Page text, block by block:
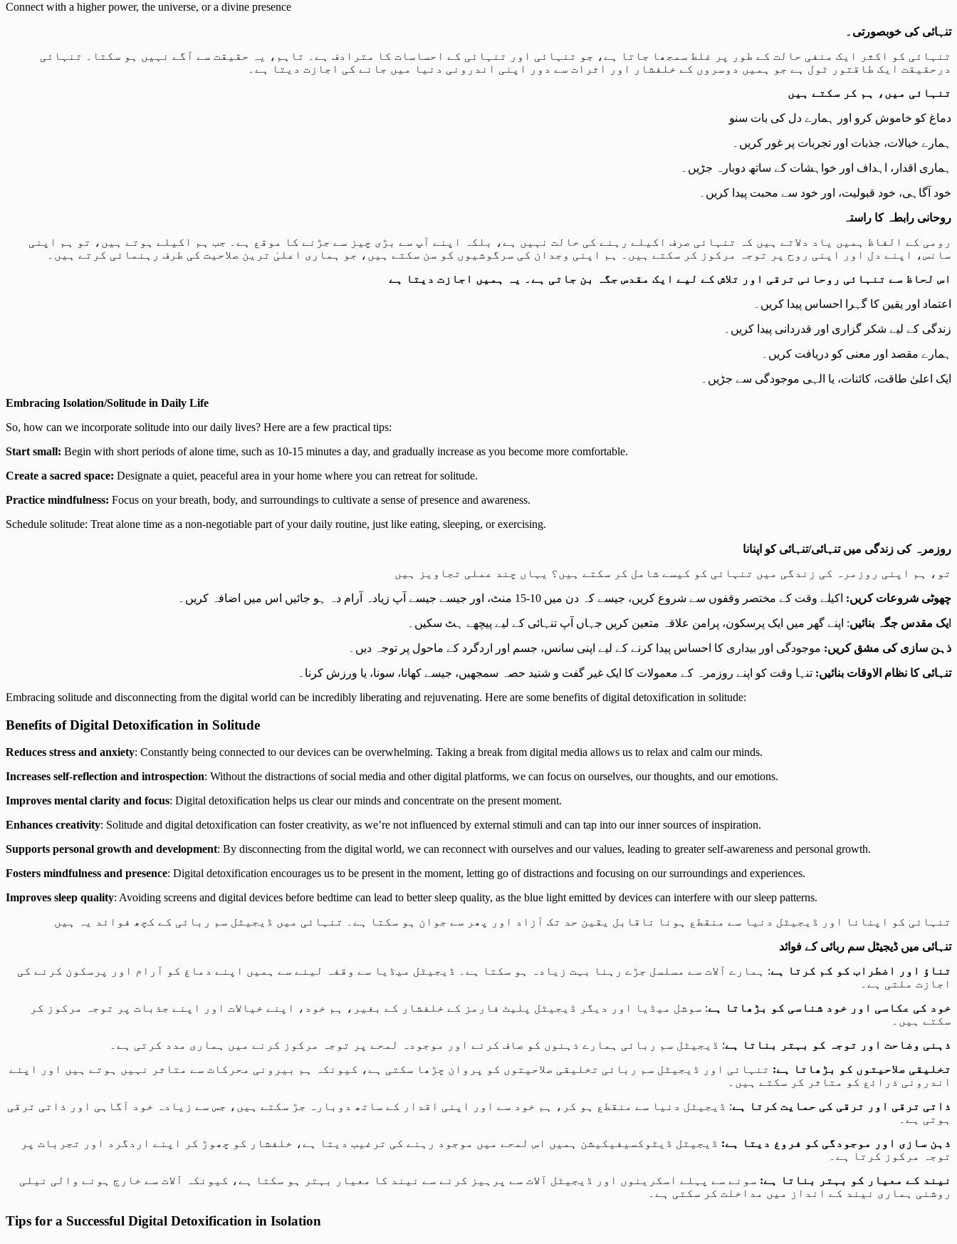
Connect with a higher power, the universe, or a divine presence
تنہائی کی خوبصورتی ۔
تنہائی کو اکثر ایک منفی حالت کے طور پر غلط سمجھا جاتا ہے، جو تنہائی اور تنہائی کے احساسات کا مترادف ہے۔ تاہم، یہ حقیقت سے آگے نہیں ہو سکتا۔ تنہائی
درحقیقت ایک طاقتور ٹول ہے جو ہمیں دوسروں کے خلفشار اور اثرات سے دور اپنی اندرونی دنیا میں جانے کی اجازت دیتا ہے۔
تنہائی میں، ہم کر سکتے ہیں
دماغ کو خاموش کرو اور ہمارے دل کی بات سنو
ہمارے خیالات، جذبات اور تجربات پر غور کریں۔
ہماری اقدار، اہداف اور خواہشات کے ساتھ دوبارہ جڑیں۔
خود آگاہی، خود قبولیت، اور خود سے محبت پیدا کریں۔
روحانی رابطہ کا راستہ
رومی کے الفاظ ہمیں یاد دلاتے ہیں کہ تنہائی صرف اکیلے رہنے کی حالت نہیں ہے، بلکہ اپنے آپ سے بڑی چیز سے جڑنے کا موقع ہے۔ جب ہم اکیلے ہوتے ہیں، تو ہم اپنی
سانس، اپنے دل اور اپنی روح پر توجہ مرکوز کر سکتے ہیں۔ ہم اپنی وجدان کی سرگوشیوں کو سن سکتے ہیں، جو ہماری اعلیٰ ترین صلاحیت کی طرف رہنمائی کرتے ہیں۔
اس لحاظ سے تنہائی روحانی ترقی اور تلاش کے لیے ایک مقدس جگہ بن جاتی ہے۔ یہ ہمیں اجازت دیتا ہے
اعتماد اور یقین کا گہرا احساس پیدا کریں۔
زندگی کے لیے شکر گزاری اور قدردانی پیدا کریں۔
ہمارے مقصد اور معنی کو دریافت کریں۔
ایک اعلیٰ طاقت، کائنات، یا الہی موجودگی سے جڑیں۔
Embracing Isolation/Solitude in Daily Life
So, how can we incorporate solitude into our daily lives? Here are a few practical tips:
Start small: Begin with short periods of alone time, such as 10-15 minutes a day, and gradually increase as you become more comfortable.
Create a sacred space: Designate a quiet, peaceful area in your home where you can retreat for solitude.
Practice mindfulness: Focus on your breath, body, and surroundings to cultivate a sense of presence and awareness.
Schedule solitude: Treat alone time as a non-negotiable part of your daily routine, just like eating, sleeping, or exercising.
روزمرہ کی زندگی میں تنہائی/تنہائی کو اپنانا
تو، ہم اپنی روزمرہ کی زندگی میں تنہائی کو کیسے شامل کر سکتے ہیں؟ یہاں چند عملی تجاویز ہیں
چھوٹی شروعات کریں: اکیلے وقت کے مختصر وقفوں سے شروع کریں، جیسے کہ دن میں 10-15 منٹ، اور جیسے جیسے آپ زیادہ آرام دہ ہو جائیں اس میں اضافہ کریں۔
یک مقدس جگہ بنائیں: اپنے گھر میں ایک پرسکون، پرامن علاقہ متعین کریں جہاں آپ تنہائی کے لیے پیچھے ہٹ سکیں۔
ذہن سازی کی مشق کریں: موجودگی اور بیداری کا احساس پیدا کرنے کے لیے اپنی سانس، جسم اور اردگرد کے ماحول پر توجہ دیں۔
تنہائی کا نظام الاوقات بنائیں: تنہا وقت کو اپنے روزمرہ کے معمولات کا ایک غیر گفت و شنید حصہ سمجھیں، جیسے کھانا، سونا، یا ورزش کرنا۔
Embracing solitude and disconnecting from the digital world can be incredibly liberating and rejuvenating. Here are some benefits of digital detoxification in solitude:
Benefits of Digital Detoxification in Solitude
Reduces stress and anxiety: Constantly being connected to our devices can be overwhelming. Taking a break from digital media allows us to relax and calm our minds.
Increases self-reflection and introspection: Without the distractions of social media and other digital platforms, we can focus on ourselves, our thoughts, and our emotions.
Improves mental clarity and focus: Digital detoxification helps us clear our minds and concentrate on the present moment.
Enhances creativity: Solitude and digital detoxification can foster creativity, as we’re not influenced by external stimuli and can tap into our inner sources of inspiration.
Supports personal growth and development: By disconnecting from the digital world, we can reconnect with ourselves and our values, leading to greater self-awareness and personal growth.
Fosters mindfulness and presence: Digital detoxification encourages us to be present in the moment, letting go of distractions and focusing on our surroundings and experiences.
Improves sleep quality: Avoiding screens and digital devices before bedtime can lead to better sleep quality, as the blue light emitted by devices can interfere with our sleep patterns.
تنہائی کو اپنانا اور ڈیجیٹل دنیا سے منقطع ہونا ناقابل یقین حد تک آزاد اور پھر سے جوان ہو سکتا ہے۔ تنہائی میں ڈیجیٹل سم ربائی کے کچھ فوائد یہ ہیں
تنہائی میں ڈیجیٹل سم ربائی کے فوائد
تناؤ اور اضطراب کو کم کرتا ہے: ہمارے آلات سے مسلسل جڑے رہنا بہت زیادہ ہو سکتا ہے۔ ڈیجیٹل میڈیا سے وقفہ لینے سے ہمیں اپنے دماغ کو آرام اور پرسکون کرنے کی
اجازت ملتی ہے۔
خود کی عکاسی اور خود شناسی کو بڑھاتا ہے: سوشل میڈیا اور دیگر ڈیجیٹل پلیٹ فارمز کے خلفشار کے بغیر، ہم خود، اپنے خیالات اور اپنے جذبات پر توجہ مرکوز کر
سکتے ہیں۔
ذہنی وضاحت اور توجہ کو بہتر بناتا ہے: ڈیجیٹل سم ربائی ہمارے ذہنوں کو صاف کرنے اور موجودہ لمحے پر توجہ مرکوز کرنے میں ہماری مدد کرتی ہے۔
تخلیقی صلاحیتوں کو بڑھاتا ہے: تنہائی اور ڈیجیٹل سم ربائی تخلیقی صلاحیتوں کو پروان چڑھا سکتی ہے، کیونکہ ہم بیرونی محرکات سے متاثر نہیں ہوتے ہیں اور اپنے
اندرونی ذرائع کو متاثر کر سکتے ہیں۔
ذاتی ترقی اور ترقی کی حمایت کرتا ہے: ڈیجیٹل دنیا سے منقطع ہو کر، ہم خود سے اور اپنی اقدار کے ساتھ دوبارہ جڑ سکتے ہیں، جس سے زیادہ خود آگاہی اور ذاتی ترقی
ہوتی ہے۔
ذہن سازی اور موجودگی کو فروغ دیتا ہے: ڈیجیٹل ڈیٹوکسیفیکیشن ہمیں اس لمحے میں موجود رہنے کی ترغیب دیتا ہے، خلفشار کو چھوڑ کر اپنے اردگرد اور تجربات پر
توجہ مرکوز کرتا ہے۔
نیند کے معیار کو بہتر بناتا ہے: سونے سے پہلے اسکرینوں اور ڈیجیٹل آلات سے پرہیز کرنے سے نیند کا معیار بہتر ہو سکتا ہے، کیونکہ آلات سے خارج ہونے والی نیلی
روشنی ہماری نیند کے انداز میں مداخلت کر سکتی ہے۔
Tips for a Successful Digital Detoxification in Isolation